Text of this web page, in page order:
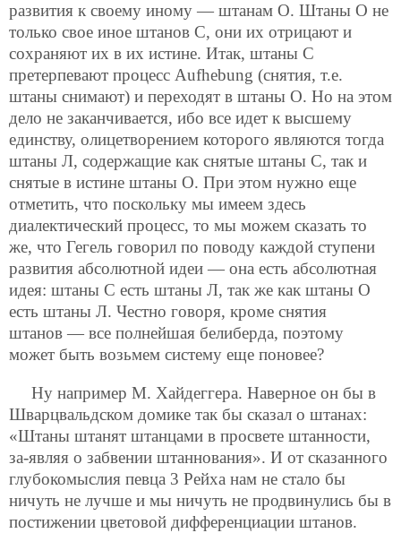
развития к своему иному — штанам О. Штаны О не
только свое иное штанов С, они их отрицают и
сохраняют их в их истине. Итак, штаны С
претерпевают процесс Aufhebung (снятия, т.е.
штаны снимают) и переходят в штаны О. Но на этом
дело не заканчивается, ибо все идет к высшему
единству, олицетворением которого являются тогда
штаны Л, содержащие как снятые штаны С, так и
снятые в истине штаны О. При этом нужно еще
отметить, что поскольку мы имеем здесь
диалектический процесс, то мы можем сказать то
же, что Гегель говорил по поводу каждой ступени
развития абсолютной идеи — она есть абсолютная
идея: штаны С есть штаны Л, так же как штаны О
есть штаны Л. Честно говоря, кроме снятия
штанов — все полнейшая белиберда, поэтому
может быть возьмем систему еще поновее?
Ну например М. Хайдеггера. Наверное он бы в
Шварцвальдском домике так бы сказал о штанах:
«Штаны штанят штанцами в просвете штанности,
за-являя о забвении штаннования». И от сказанного
глубокомыслия певца 3 Рейха нам не стало бы
ничуть не лучше и мы ничуть не продвинулись бы в
постижении цветовой дифференциации штанов.